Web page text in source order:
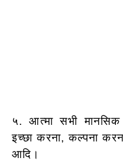
५. आत्मा सभी
इच्छा करना, कल्पना
आदि।